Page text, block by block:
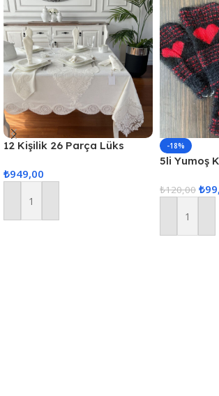
12 Kişilik 26 Parça Lüks
Masa Örtüsü Seti
₺949,00
Sepete Ekle
-18%
5li Yumoş
₺120,00 ₺
Sepete Ekle